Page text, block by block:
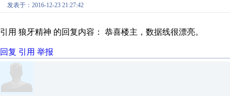
发表于：2016-12-23 21:27:42
引用 狼牙精神 的回复内容： 恭喜楼主，数据线很漂亮。
回复 引用 举报